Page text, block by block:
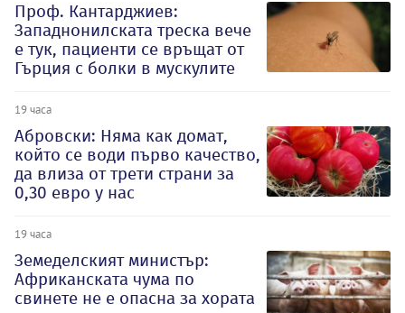
Проф. Кантарджиев:
Западнонилската треска вече
е тук, пациенти се връщат от
Гърция с болки в мускулите
19 часа
Абровски: Няма как домат,
който се води първо качество,
да влиза от трети страни за
0,30 евро у нас
19 часа
Земеделският министър:
Африканската чума по
свинете не е опасна за хората